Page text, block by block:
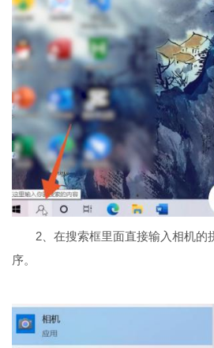
2、在搜索框里面直接输入相机的
序。